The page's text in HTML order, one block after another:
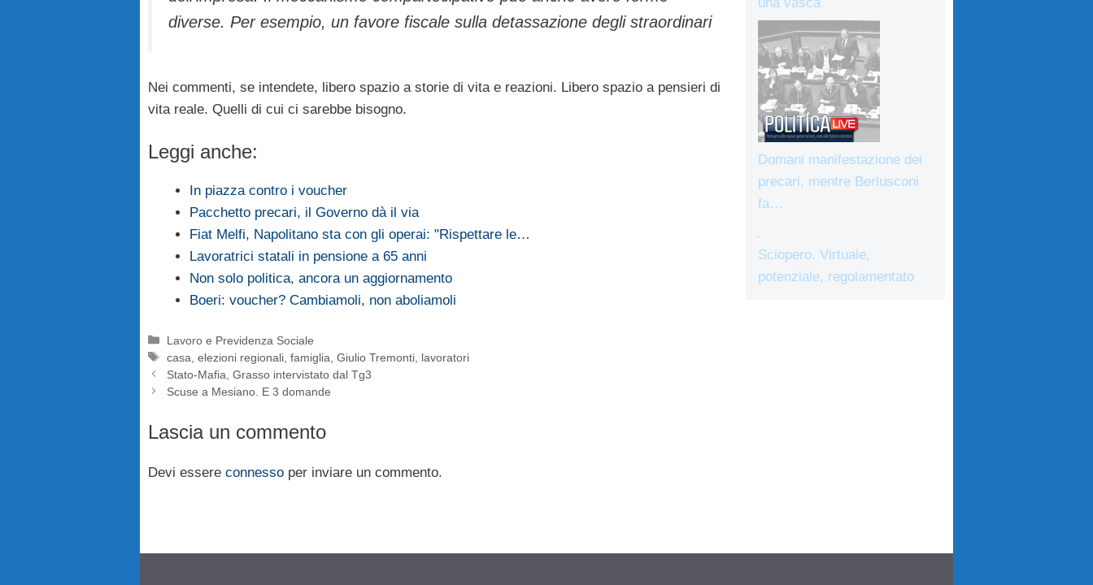
diverse. Per esempio, un favore fiscale sulla detassazione degli straordinari
Nei commenti, se intendete, libero spazio a storie di vita e reazioni. Libero spazio a pensieri di
vita reale. Quelli di cui ci sarebbe bisogno.
Leggi anche:
In piazza contro i voucher
Pacchetto precari, il Governo dà il via
Fiat Melfi, Napolitano sta con gli operai: "Rispettare le…
Lavoratrici statali in pensione a 65 anni
Non solo politica, ancora un aggiornamento
Boeri: voucher? Cambiamoli, non aboliamoli
Categorie
Lavoro e Previdenza Sociale
Tag
casa ,elezioni regionali ,famiglia ,Giulio Tremonti lavoratori
Stato-Mafia, Grasso intervistato dal Tg3
Scuse a Mesiano. E 3 domande
Lascia un commento
Devi essere connesso per inviare un commento.
Domani manifestazione dei
precari, mentre Berlusconi
fa…
Sciopero. Virtuale,
potenziale, regolamentato